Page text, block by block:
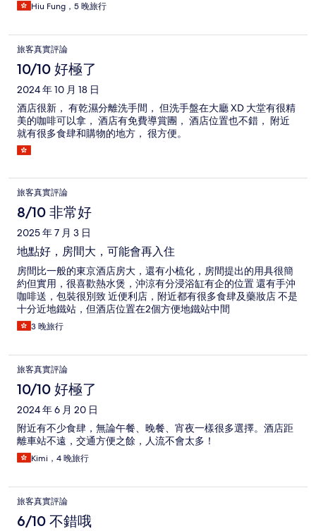
Hiu Fung，5 晚旅行
旅客真實評論
10/10 好極了
2024 年 10 月 18 日
酒店很新， 有乾濕分離洗手間， 但洗手盤在大廳 XD 大堂有很精
美的咖啡可以拿， 酒店有免費導賞團， 酒店位置也不錯， 附近
就有很多食肆和購物的地方， 很方便。
旅客真實評論
8/10 非常好
2025 年 7 月 3 日
地點好，房間大，可能會再入住
房間比一般的東京酒店房大，還有小梳化，房間提出的用具很簡
約但實用，很喜歡熱水煲，沖涼有分浸浴缸有企的位置 還有手沖
咖啡送，包裝很別致 近便利店，附近都有很多食肆及藥妝店 不是
十分近地鐵站，但酒店位置在2個方便地鐵站中間
3 晚旅行
旅客真實評論
10/10 好極了
2024 年 6 月 20 日
附近有不少食肆，無論午餐、晚餐、宵夜一樣很多選擇。酒店距
離車站不遠，交通方便之餘，人流不會太多！
Kimi，4 晚旅行
旅客真實評論
6/10 不錯哦